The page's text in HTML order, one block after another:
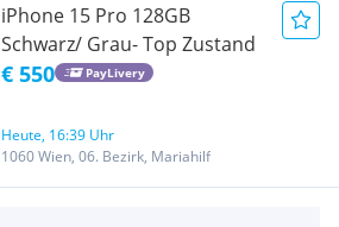
iPhone 15 Pro 128GB
Schwarz/ Grau- Top Zustand
€ 550 PayLivery
Heute, 16:39 Uhr
1060 Wien, 06. Bezirk, Mariahilf